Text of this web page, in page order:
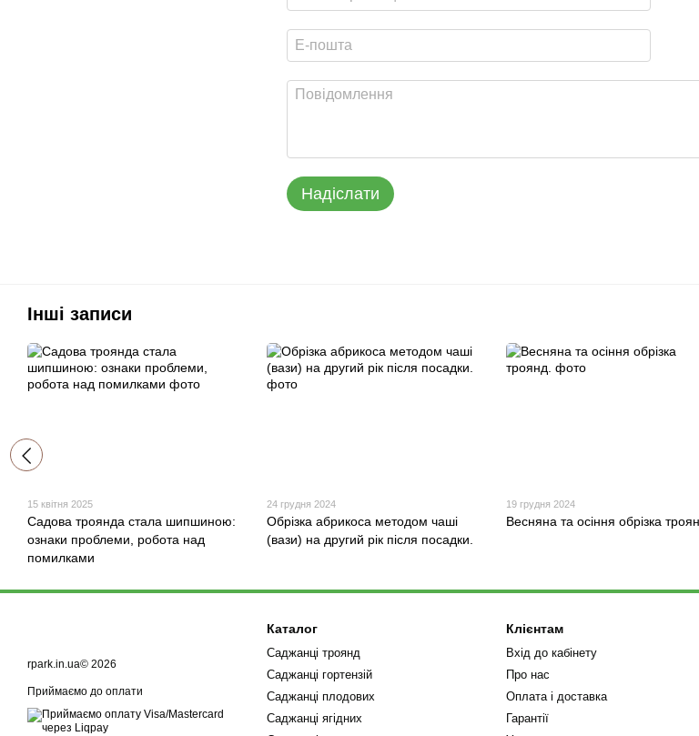
Надіслати
Інші записи
15 квітня 2025
Садова троянда стала шипшиною:
ознаки проблеми, робота над
помилками
24 грудня 2024
Обрізка абрикоса методом чаші
(вази) на другий рік після посадки.
19 грудня 2024
Весняна та осіння обрізка
rpark.in.ua© 2026
Приймаємо до оплати
Каталог
Саджанці троянд
Саджанці гортензій
Саджанці плодових
Саджанці ягідних
Клієнтам
Вхід до кабінету
Про нас
Оплата і доставка
Гарантії